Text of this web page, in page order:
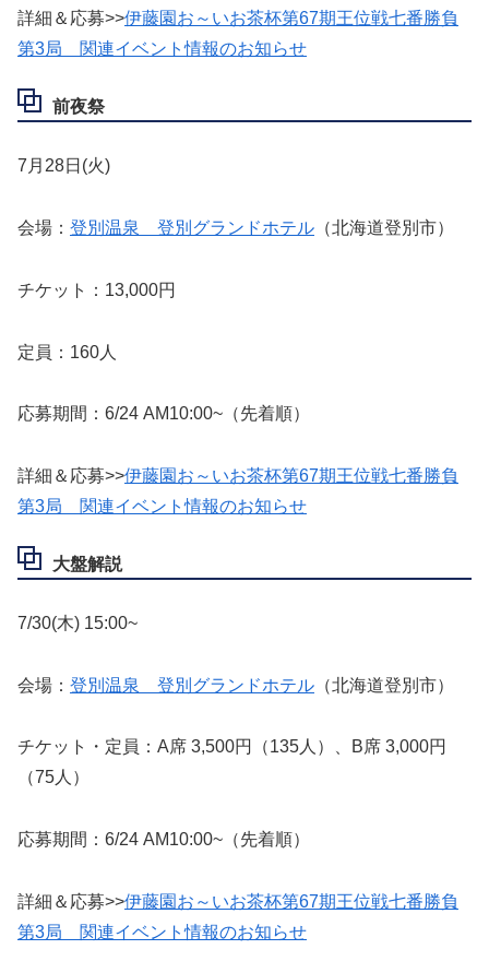
詳細＆応募>>伊藤園お～いお茶杯第67期王位戦七番勝負
第3局 関連イベント情報のお知らせ
前夜祭
7月28日(火)
会場： 登別温泉 登別グランドホテル （北海道登別市）
チケット：13,000円
定員：160人
応募期間：6/24 AM10:00~（先着順）
詳細＆応募>>伊藤園お～いお茶杯第67期王位戦七番勝負
第3局 関連イベント情報のお知らせ
大盤解説
7/30(木) 15:00~
会場： 登別温泉 登別グランドホテル （北海道登別市）
チケット・定員：A席 3,500円（135人）、B席 3,000円
（75人）
応募期間：6/24 AM10:00~（先着順）
詳細＆応募>>伊藤園お～いお茶杯第67期王位戦七番勝負
第3局 関連イベント情報のお知らせ